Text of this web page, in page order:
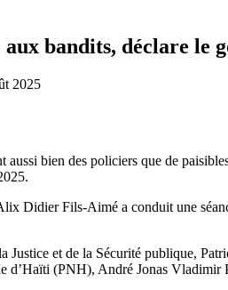
bandits, déclare le
2025
aussi bien des policiers que de
Didier Fils-Aimé a conduit une
Justice et de la Sécurité publique,
d’Haïti (PNH), André Jonas Vladimir